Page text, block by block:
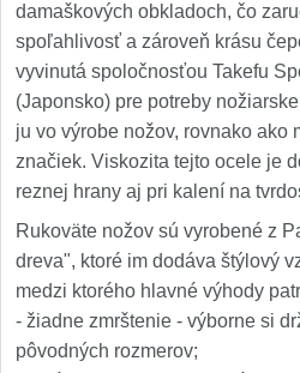
damaškových obkladoch, čo
spoľahlivosť a zároveň krásu
vyvinutá spoločnosťou Takefu
(Japonsko) pre potreby
ju vo výrobe nožov, rovnako ako
značiek. Viskozita tejto ocele je
reznej hrany aj pri kalení na
Rukoväte nožov sú vyrobené z
dreva", ktoré im dodáva štýlový
medzi ktorého hlavné výhody
- žiadne zmrštenie - výborne si
pôvodných rozmerov;